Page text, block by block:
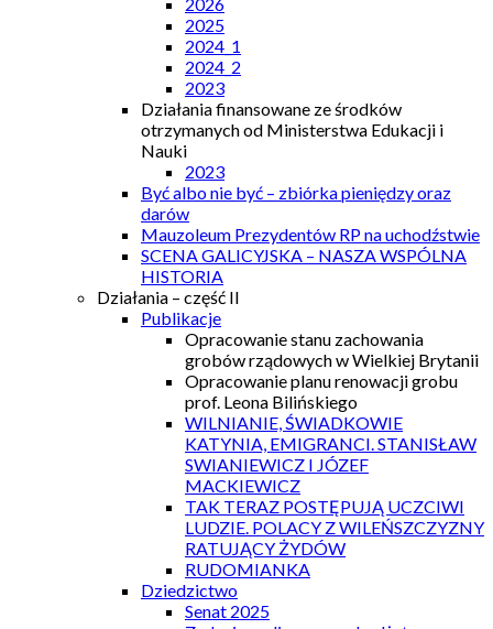
2025
2024_1
2024_2
2023
Działania finansowane ze środków
otrzymanych od Ministerstwa Edukacji i
Nauki
2023
Być albo nie być – zbiórka pieniędzy oraz
darów
Mauzoleum Prezydentów RP na uchodźstwie
SCENA GALICYJSKA – NASZA WSPÓLNA
HISTORIA
Działania – część II
Publikacje
Opracowanie stanu zachowania
grobów rządowych w Wielkiej Brytanii
Opracowanie planu renowacji grobu
prof. Leona Bilińskiego
WILNIANIE, ŚWIADKOWIE
KATYNIA, EMIGRANCI. STANISŁAW
SWIANIEWICZ I JÓZEF
MACKIEWICZ
TAK TERAZ POSTĘPUJĄ UCZCIWI
LUDZIE. POLACY Z WILEŃSZCZYZNY
RATUJĄCY ŻYDÓW
RUDOMIANKA
Dziedzictwo
Senat 2025